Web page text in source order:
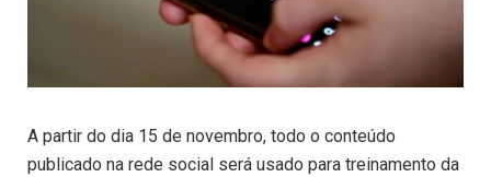
A partir do dia 15 de novembro, todo o conteúdo
publicado na rede social será usado para treinamento da